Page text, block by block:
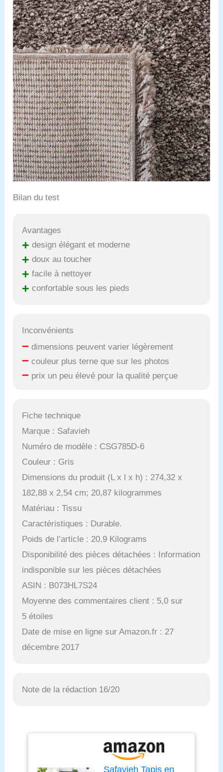
Bilan du test
Avantages
+ design élégant et moderne
+ doux au toucher
+ facile à nettoyer
+ confortable sous les pieds
Inconvénients
– dimensions peuvent varier légèrement
– couleur plus terne que sur les photos
– prix un peu élevé pour la qualité perçue
Fiche technique
Marque : Safavieh
Numéro de modèle : CSG785D-6
Couleur : Gris
Dimensions du produit (L x l x h) : 274,32 x
182,88 x 2,54 cm; 20,87 kilogrammes
Matériau : Tissu
Caractéristiques : Durable.
Poids de l’article : 20,9 Kilograms
Disponibilité des pièces détachées : Information
indisponible sur les pièces détachées
ASIN : B073HL7S24
Moyenne des commentaires client : 5,0 sur
5 étoiles
Date de mise en ligne sur Amazon.fr : 27
décembre 2017
Note de la rédaction 16/20
Safavieh Tapis en